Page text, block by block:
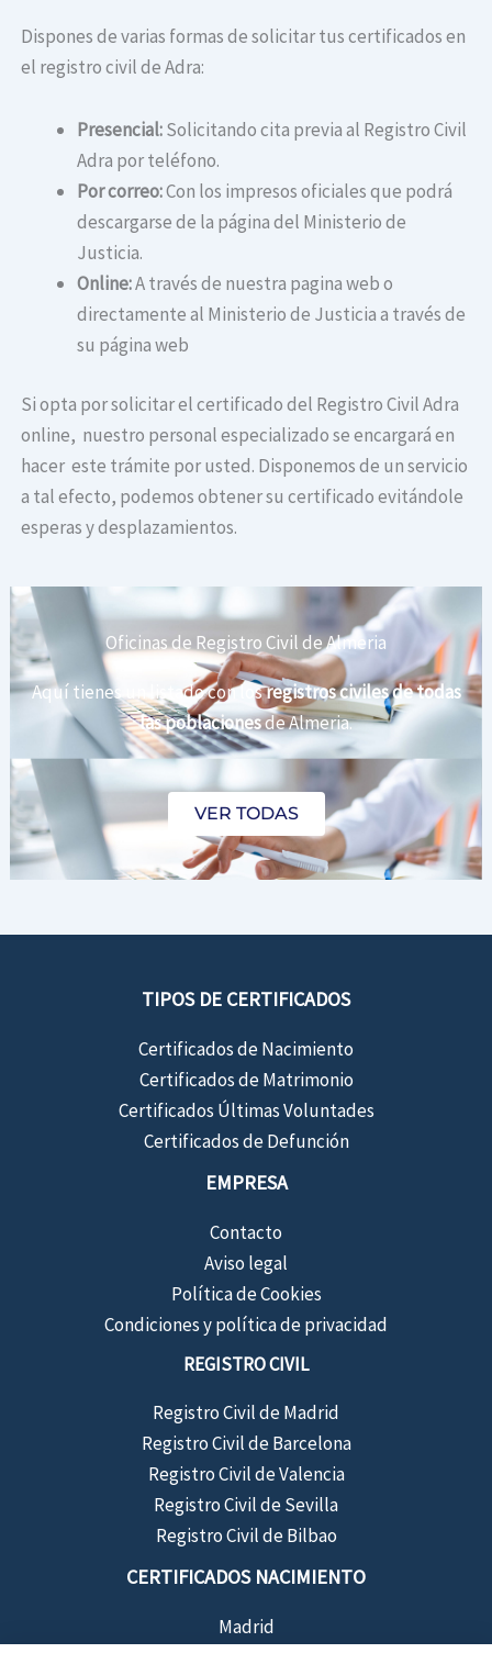
Dispones de varias formas de solicitar tus certificados en
el registro civil de Adra:
Presencial:Solicitando cita previa al Registro Civil
Adra por teléfono.
Por correo:Con los impresos oficiales que podrá
descargarse de la página del Ministerio de
Justicia.
Online:A través de nuestra pagina web o
directamente al Ministerio de Justicia a través de
su página web
Si opta por solicitar el certificado del Registro Civil Adra
online, nuestro personal especializado se encargará en
hacer este trámite por usted. Disponemos de un servicio
a tal efecto, podemos obtener su certificado evitándole
esperas y desplazamientos.
Oficinas de Registro Civil de Almeria
Aquí tienes un listado con losregistros civiles de todas
las poblacionesde Almeria.
VER TODAS
TIPOS DE CERTIFICADOS
Certificados de Nacimiento
Certificados de Matrimonio
Certificados Últimas Voluntades
Certificados de Defunción
EMPRESA
Contacto
Aviso legal
Política de Cookies
Condiciones y política de privacidad
REGISTRO CIVIL
Registro Civil de Madrid
Registro Civil de Barcelona
Registro Civil de Valencia
Registro Civil de Sevilla
Registro Civil de Bilbao
CERTIFICADOS NACIMIENTO
Madrid